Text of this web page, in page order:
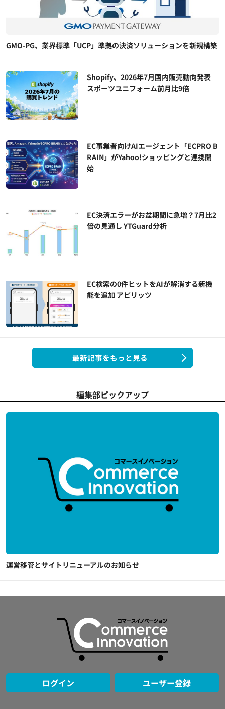
GMO-PG、業界標準「UCP」準拠の決済ソリューションを新規構築
Shopify、2026年7月国内販売動向発表
スポーツユニフォーム前月比9倍
EC事業者向けAIエージェント「ECPRO B
RAIN」がYahoo!ショッピングと連携開
始
EC決済エラーがお盆期間に急増？7月比2
倍の見通し YTGuard分析
EC検索の0件ヒットをAIが解消する新機
能を追加 アピリッツ
最新記事をもっと見る
編集部ピックアップ
運営移管とサイトリニューアルのお知らせ
ログイン ユーザー登録